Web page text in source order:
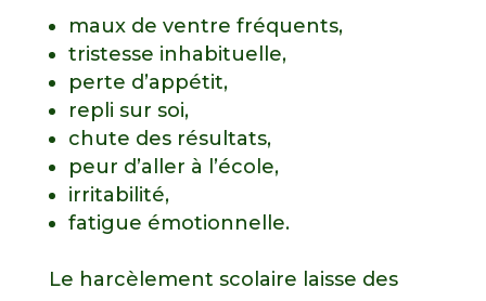
maux de ventre fréquents,
tristesse inhabituelle,
perte d’appétit,
repli sur soi,
chute des résultats,
peur d’aller à l’école,
irritabilité,
fatigue émotionnelle.
Le harcèlement scolaire laisse des